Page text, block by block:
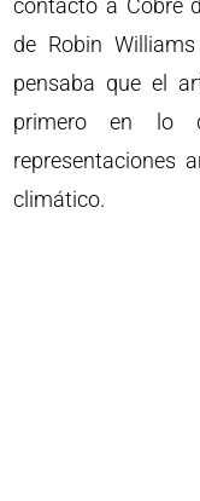
contactó a Cobre
de Robin
pensaba que el
primero en lo
representaciones
climático.